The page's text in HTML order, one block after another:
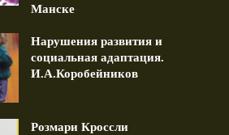
Манске
Нарушения развития и
социальная адаптация.
И.А.Коробейников
Розмари Кроссли